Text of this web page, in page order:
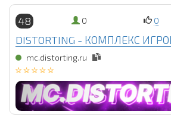
48 0 0
DISTORTING - КОМПЛЕКС
mc.distorting.ru